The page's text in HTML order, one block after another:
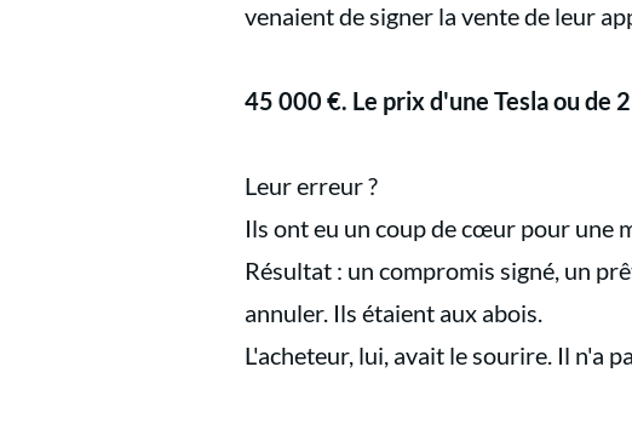
venaient de signer la vente de leur
45 000 €. Le prix d'une Tesla ou de
Leur erreur ?
Ils ont eu un coup de cœur pour une
Résultat : un compromis signé, un
annuler. Ils étaient aux abois.
L'acheteur, lui, avait le sourire. Il n'a